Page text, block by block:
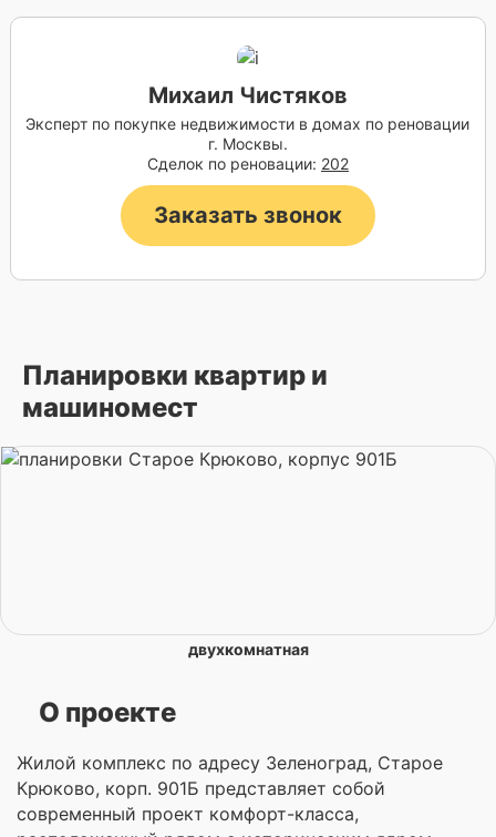
Михаил Чистяков
Эксперт по покупке недвижимости в домах по реновации
г. Москвы.
Сделок по реновации: 202
Заказать звонок
Планировки квартир и
машиномест
двухкомнатная
О проекте
Жилой комплекс по адресу Зеленоград, Старое
Крюково, корп. 901Б представляет собой
современный проект комфорт-класса,